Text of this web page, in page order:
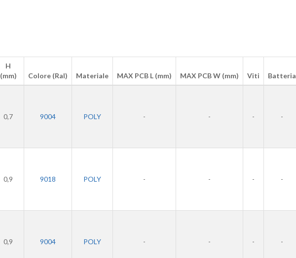
H
(mm)
Colore (Ral) Materiale MAX PCB L (mm) MAX PCB W (mm) Viti Batteria
0,7 9004 POLY - - - -
0,9 9018 POLY - - - -
0,9 9004 POLY - - - -